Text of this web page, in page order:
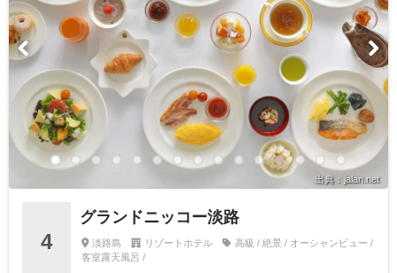
出典：jalan.net
4
グランドニッコー淡路
淡路島 リゾートホテル
高級 / 絶景 / オーシャンビュー /
客室露天風呂 /